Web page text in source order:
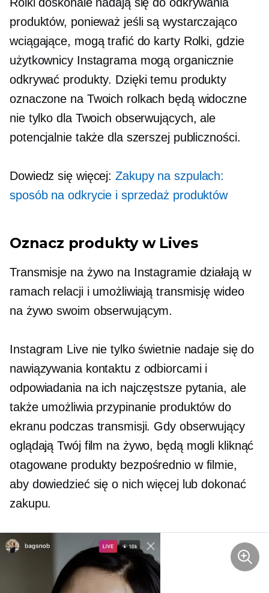
produktów, ponieważ jeśli są wystarczająco
wciągające, mogą trafić do karty Rolki, gdzie
użytkownicy Instagrama mogą organicznie
odkrywać produkty. Dzięki temu produkty
oznaczone na Twoich rolkach będą widoczne
nie tylko dla Twoich obserwujących, ale
potencjalnie także dla szerszej publiczności.
Dowiedz się więcej: Zakupy na szpulach:
sposób na odkrycie i sprzedaż produktów
Oznacz produkty w Lives
Transmisje na żywo na Instagramie działają w
ramach relacji i umożliwiają transmisję wideo
na żywo swoim obserwującym.
Instagram Live nie tylko świetnie nadaje się do
nawiązywania kontaktu z odbiorcami i
odpowiadania na ich najczęstsze pytania, ale
także umożliwia przypinanie produktów do
ekranu podczas transmisji. Gdy obserwujący
oglądają Twój film na żywo, będą mogli kliknąć
otagowane produkty bezpośrednio w filmie,
aby dowiedzieć się o nich więcej lub dokonać
zakupu.